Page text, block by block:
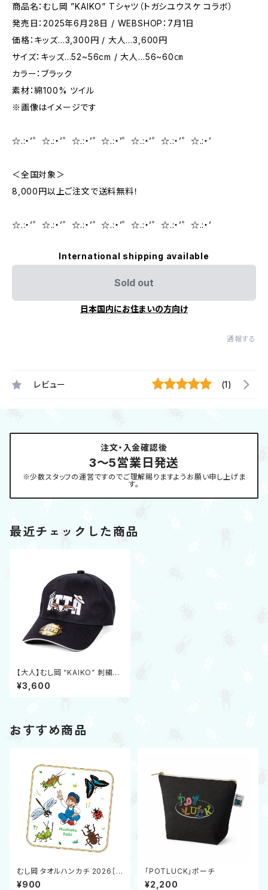
商品名：むし岡 ”KAIKO” Tシャツ（トガシユウスケ コラボ）
発売日：2025年6月28日 / WEBSHOP：7月1日
価格：キッズ…3,300円 / 大人…3,600円
サイズ：キッズ…52~56cm / 大人…56~60㎝
カラー：ブラック
素材：綿100% ツイル
※画像はイメージです
☆.:・’゜☆.:・’゜☆.:・’゜☆.:・’゜☆.:・’゜☆.:・’゜☆.:・’
＜全国対象＞
8,000円以上ご注文で送料無料！
☆.:・’゜☆.:・’゜☆.:・’゜☆.:・’゜☆.:・’゜☆.:・’゜☆.:・’
International shipping available
Sold out
日本国内にお住まいの方向け
通報する
レビュー (1)
注文・入金確認後
3〜5営業日発送
※少数スタッフの運営ですのでご理解賜りますようお願い申し上げま
す。
最近チェックした商品
【大人】むし岡 “KAIKO” 刺繍キ
ャップ（トガシユウスケ コラボ）
¥3,600
おすすめ商品
むし岡 タオルハンカチ 2026［ノ
ディジャパンコラボ］
¥900
「POTLUCK」ポーチ
¥2,200